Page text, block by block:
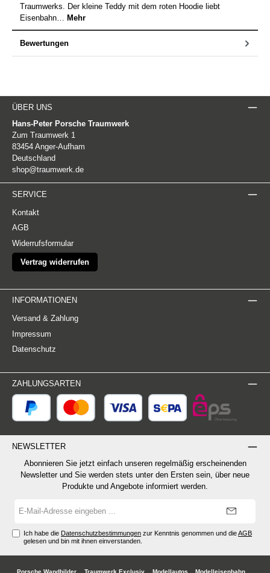
Traumwerks. Der kleine Teddy mit dem roten Hoodie liebt
Eisenbahn…
Mehr
Bewertungen
ÜBER UNS
Hans-Peter Porsche Traumwerk
Zum Traumwerk 1
83454 Anger-Aufham
Deutschland
shop@traumwerk.de
SERVICE
Kontakt
AGB
Widerrufsformular
Vertrag widerrufen
INFORMATIONEN
Versand & Zahlung
Impressum
Datenschutz
ZAHLUNGSARTEN
NEWSLETTER
Abonnieren Sie jetzt einfach unseren regelmäßig erscheinenden
Newsletter und Sie werden stets unter den Ersten sein, über neue
Produkte und Angebote informiert werden.
Mail-
Ich habe die Datenschutzbestimmungen zur Kenntnis genommen und dieAGB
gelesen und bin mit ihnen einverstanden.
Porsche Wandbilder Traumwerk Exclusiv Modellautos Modelleisenbahn